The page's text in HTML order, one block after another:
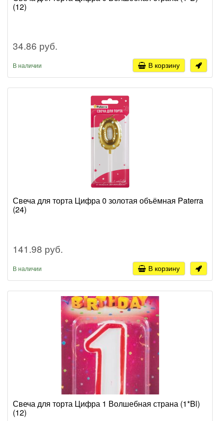
(12)
34.86 руб.
В наличии В корзину
Свеча для торта Цифра 0 золотая объёмная Paterra
(24)
141.98 руб.
В наличии В корзину
Свеча для торта Цифра 1 Волшебная страна (1*Bl)
(12)